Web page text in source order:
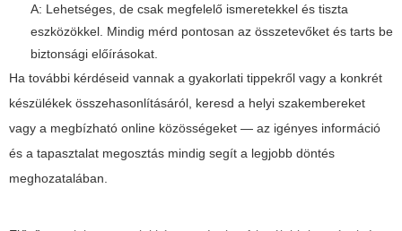
A: Lehetséges, de csak megfelelő ismeretekkel és tiszta
eszközökkel. Mindig mérd pontosan az összetevőket és tarts be
biztonsági előírásokat.
Ha további kérdéseid vannak a gyakorlati tippekről vagy a konkrét
készülékek összehasonlításáról, keresd a helyi szakembereket
vagy a megbízható online közösségeket — az igényes információ
és a tapasztalat megosztás mindig segít a legjobb döntés
meghozatalában.